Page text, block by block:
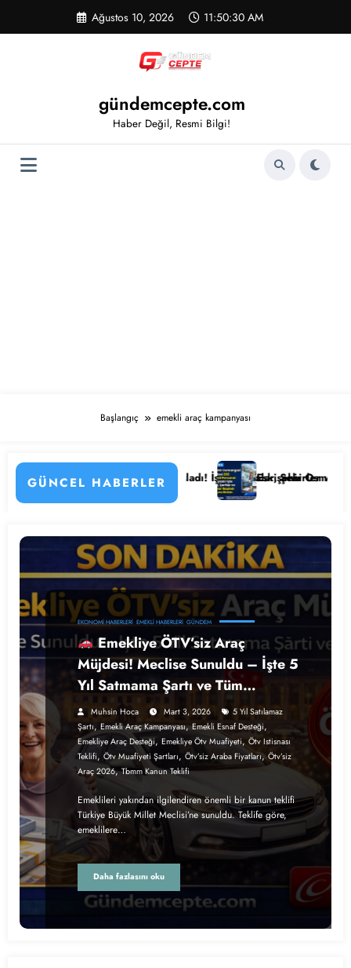
Ağustos 10, 2026 11:50:30 AM
gündemcepte.com
Haber Değil, Resmi Bilgi!
Başlangıç emekli araç kampanyası
GÜNCEL HABERLER
Personel Alımı Başladı! İşte Kadrolar, Şehirler ve Başvuru
Eskişehir Osmangazi
EKONOMI HABERLERI EMEKLI HABERLERI GÜNDEM
Emekliye ÖTV’siz Araç
Müjdesi! Meclise Sunuldu – İşte 5
Yıl Satmama Şartı ve Tüm
Detaylar
Muhsin Hoca Mart 3, 2026
5 Yıl Satılamaz
Şartı, Emekli Araç Kampanyası,Emekli Esnaf Desteği,
Emekliye Araç Desteği, Emekliye Ötv Muafiyeti, Ötv Istisnası
Teklifi, Ötv Muafiyeti Şartları, Ötv’siz Araba Fiyatları,Ötv’siz
Araç 2026,Tbmm Kanun Teklifi
Emeklileri yakından ilgilendiren önemli bir kanun teklifi
Türkiye Büyük Millet Meclisi’ne sunuldu. Teklife göre,
emeklilere…
Daha fazlasını oku